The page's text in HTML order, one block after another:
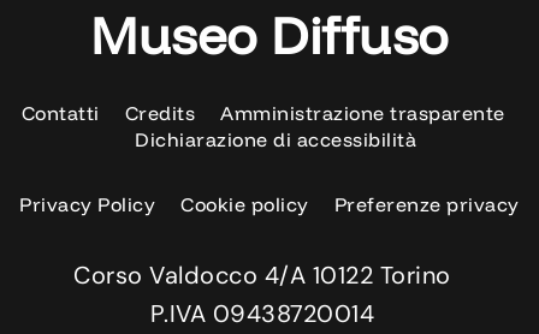
Museo Diffuso
Contatti Credits
Amministrazione trasparente
Dichiarazione di accessibilità
Privacy Policy Cookie policy Preferenze privacy
Corso Valdocco 4/A 10122 Torino
P.IVA 09438720014